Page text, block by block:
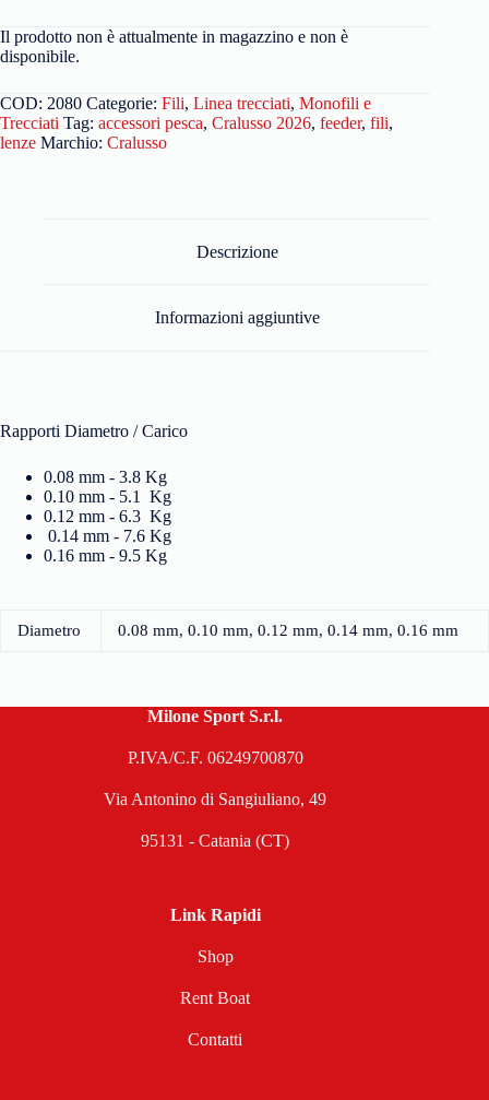
Il prodotto non è attualmente in magazzino e non è
disponibile.
COD: 2080 Categorie: Fili, Linea trecciati, Monofili e
Trecciati Tag: accessori pesca, Cralusso 2026, feeder, fili,
lenze Marchio: Cralusso
Descrizione
Informazioni aggiuntive
Rapporti Diametro / Carico
0.08 mm - 3.8 Kg
0.10 mm - 5.1 Kg
0.12 mm - 6.3 Kg
0.14 mm - 7.6 Kg
0.16 mm - 9.5 Kg
Diametro 0.08 mm, 0.10 mm, 0.12 mm, 0.14 mm, 0.16 mm
Milone Sport S.r.l.
P.IVA/C.F. 06249700870
Via Antonino di Sangiuliano, 49
95131 - Catania (CT)
Link Rapidi
Shop
Rent Boat
Contatti